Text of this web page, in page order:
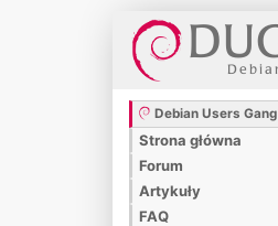
Debian Users Gang
Strona główna
Forum
Artykuły
FAQ